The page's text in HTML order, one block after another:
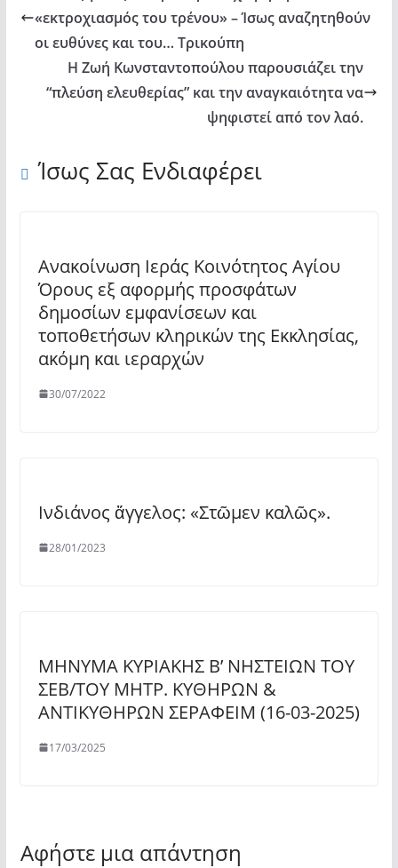
«εκτροχιασμός του τρένου» – Ίσως αναζητηθούν
οι ευθύνες και του… Τρικούπη
Η Ζωή Κωνσταντοπούλου παρουσιάζει την
“πλεύση ελευθερίας” και την αναγκαιότητα να
ψηφιστεί από τον λαό.
Ίσως Σας Ενδιαφέρει
Ανακοίνωση Ιεράς Κοινότητος Αγίου
Όρους εξ αφορμής προσφάτων
δημοσίων εμφανίσεων και
τοποθετήσων κληρικών της Εκκλησίας,
ακόμη και ιεραρχών
30/07/2022
Iνδιάνος ἄγγελος: «Στῶμεν καλῶς».
28/01/2023
ΜΗΝΥΜΑ ΚΥΡΙΑΚΗΣ Β’ ΝΗΣΤΕΙΩΝ ΤΟΥ
ΣΕΒ/ΤΟΥ ΜΗΤΡ. ΚΥΘΗΡΩΝ &
ΑΝΤΙΚΥΘΗΡΩΝ ΣΕΡΑΦΕΙΜ (16-03-2025)
17/03/2025
Αφήστε μια απάντηση